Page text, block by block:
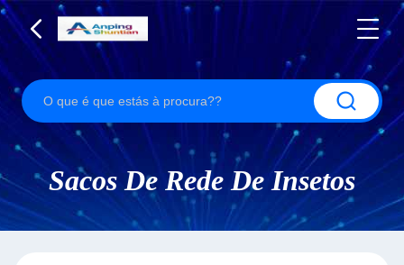
Sacos De Rede De Insetos